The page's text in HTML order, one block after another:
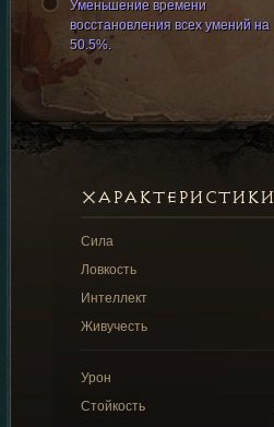
Уменьшение времени
восстановления всех умений на
50.5%.
ХАРАКТЕРИСТИКИ
Сила
Ловкость
Интеллект
Живучесть
Урон
Стойкость